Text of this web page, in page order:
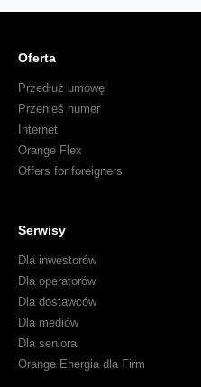
Oferta
Przedłuż umowę
Przenieś numer
Internet
Orange Flex
Offers for foreigners
Serwisy
Dla inwestorów
Dla operatorów
Dla dostawców
Dla mediów
Dla seniora
Orange Energia dla Firm